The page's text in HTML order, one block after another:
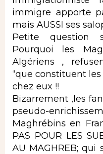
immigre apporte
mais AUSSI ses
Petite question
Pourquoi les
Algériens ,
“que constituent
chez eux !!
Bizarrement ,les
pseudo-
Maghrébins en
PAS POUR LES
AU MAGHREB;